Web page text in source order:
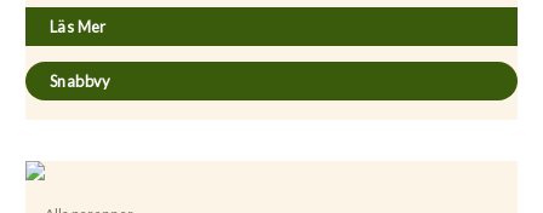
Läs Mer
Snabbvy